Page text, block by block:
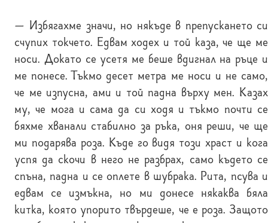
— Избягахме значи, но някъде в препускането си
счупих токчето. Едвам ходех и той каза, че ще ме
носи. Докато се усетя ме беше вдигнал на ръце и
ме понесе. Тъкмо десет метра ме носи и не само,
че ме изпусна, ами и той падна върху мен. Казах
му, че мога и сама да си ходя и тъкмо почти се
бяхме хванали стабилно за ръка, оня реши, че ще
ми подарява роза. Къде го видя този храст и кога
успя да скочи в него не разбрах, само където се
спъна, падна и се оплете в шубрака. Рита, псува и
едвам се измъкна, но ми донесе някаква бяла
китка, която упорито твърдеше, че е роза. Защото